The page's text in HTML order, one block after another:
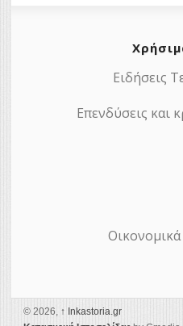
Ειδήσεις
Επενδύσεις και
© 2026, ↑ Ιnkastoria.gr